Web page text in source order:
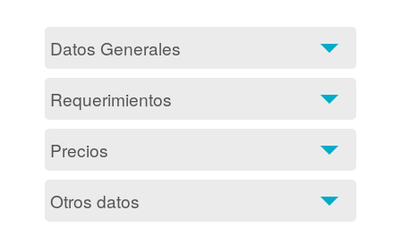
Datos Generales
Requerimientos
Precios
Otros datos